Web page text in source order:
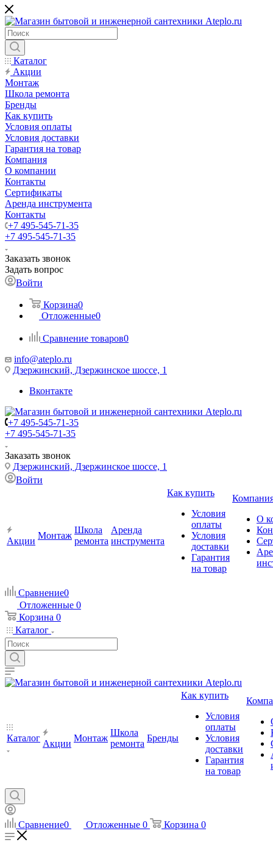
Каталог
Акции
Монтаж
Школа ремонта
Бренды
Как купить
Условия оплаты
Условия доставки
Гарантия на товар
Компания
О компании
Контакты
Сертификаты
Аренда инструмента
Контакты
+7 495-545-71-35
+7 495-545-71-35
Заказать звонок
Задать вопрос
Войти
Корзина0
Отложенные0
Сравнение товаров0
info@ateplo.ru
Дзержинский, Дзержинское шоссе, 1
Вконтакте
+7 495-545-71-35
+7 495-545-71-35
Заказать звонок
Дзержинский, Дзержинское шоссе, 1
Войти
Акции
Монтаж
Школа
ремонта
Аренда
инструмента
Как купить
Условия
оплаты
Условия
доставки
Гарантия
на товар
О
Сравнение0
Отложенные 0
Корзина 0
Каталог
Каталог
Акции
Монтаж
Школа
ремонта
Бренды
Как купить
Условия
оплаты
Условия
доставки
Гарантия
на товар
Сравнение0 Отложенные 0 Корзина 0